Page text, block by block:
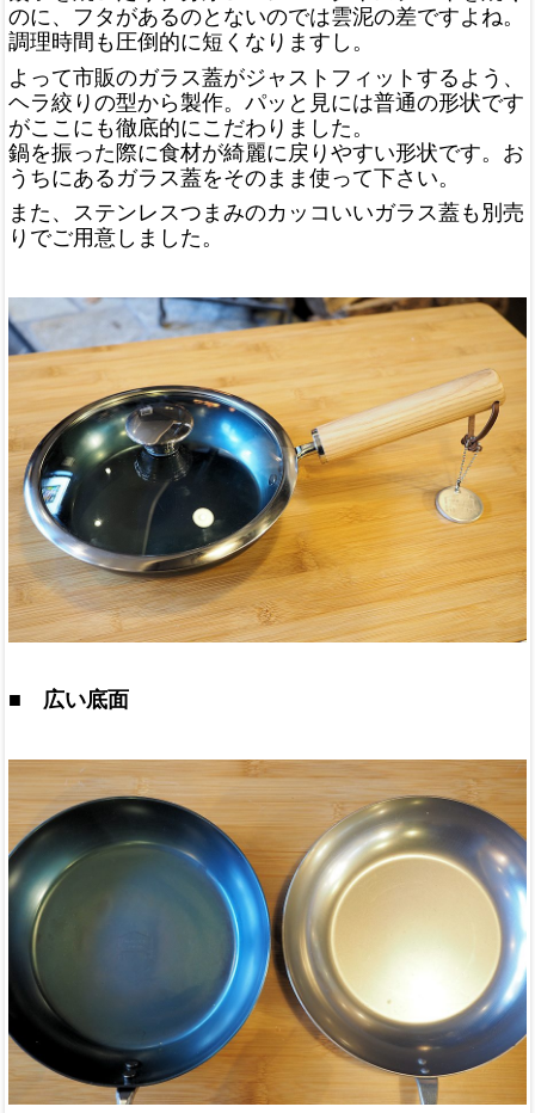
のに、フタがあるのとないのでは雲泥の差ですよね。
調理時間も圧倒的に短くなりますし。
よって市販のガラス蓋がジャストフィットするよう、
ヘラ絞りの型から製作。パッと見には普通の形状です
がここにも徹底的にこだわりました。
鍋を振った際に食材が綺麗に戻りやすい形状です。お
うちにあるガラス蓋をそのまま使って下さい。
また、ステンレスつまみのカッコいいガラス蓋も別売
りでご用意しました。
■ 広い底面